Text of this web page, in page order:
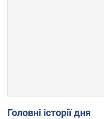
Головні історії дня